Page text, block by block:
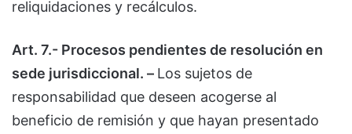
reliquidaciones y recálculos.
Art. 7.- Procesos pendientes de resolución en
sede jurisdiccional. – Los sujetos de
responsabilidad que deseen acogerse al
beneficio de remisión y que hayan presentado